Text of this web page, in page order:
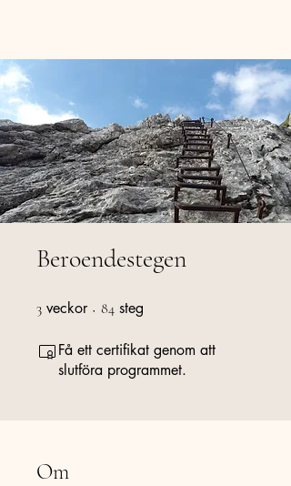
Beroendestegen
3 veckor 3 veckor
84 steg
Få ett certifikat genom att
slutföra programmet.
Om